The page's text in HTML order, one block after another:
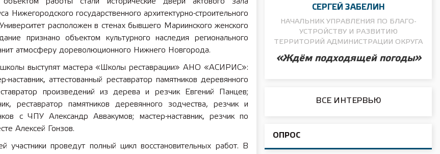
Нижегородского государственного архитектурно-строительного
Университет расположен в стенах бывшего Мариинского женского
признано объектом культурного наследия регионального
атмосферу дореволюционного Нижнего Новгорода.
школы выступят мастера «Школы реставрации» АНО «АСИРИС»:
наставник, аттестованный реставратор памятников деревянного
произведений из дерева и резчик Евгений Панцев;
реставратор памятников деревянного зодчества, резчик и
с ЧПУ Александр Аввакумов; мастер-наставник, резчик по
Алексей Гонзов.
участники проведут полный цикл восстановительных работ. В
СЕРГЕЙ ЗАБЕЛИН
НАЧАЛЬНИК УПРАВЛЕНИЯ ПО БЛАГО­
УСТРОЙСТВУ И РАЗВИТИЮ
ТЕРРИТОРИЙ АДМИНИСТРАЦИИ ОКРУГА
«Ждём подходящей погоды»
ВСЕ ИНТЕРВЬЮ
ОПРОС